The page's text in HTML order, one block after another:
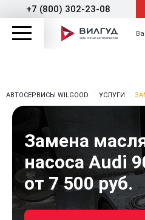
+7 (800) 302-23-08
АВТОСЕРВИСЫ WILGOOD УСЛУГИ
Замена
насоса Audi
от 7 500 руб.